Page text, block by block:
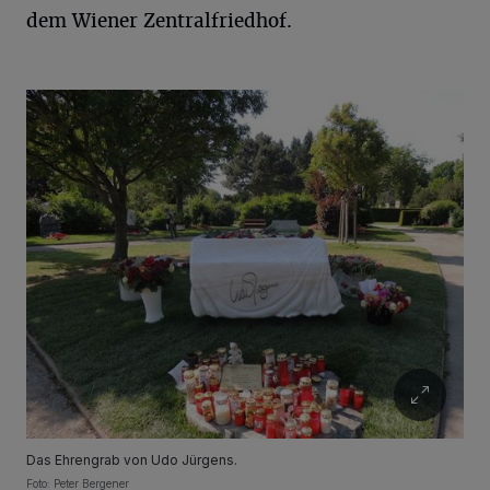
dem Wiener Zentralfriedhof.
Das Ehrengrab von Udo Jürgens.
Foto: Peter Bergener